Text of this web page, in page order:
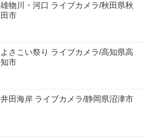
雄物川・河口 ライブカメラ/秋田県秋
田市
よさこい祭り ライブカメラ/高知県高
知市
井田海岸 ライブカメラ/静岡県沼津市